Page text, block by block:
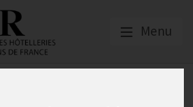
Menu